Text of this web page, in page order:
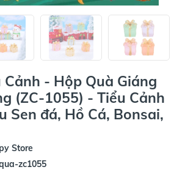
Cảnh - Hộp Quà Giáng
(ZC-1055) - Tiểu Cảnh
Sen đá, Hồ Cá, Bonsai,
Store
zc1055